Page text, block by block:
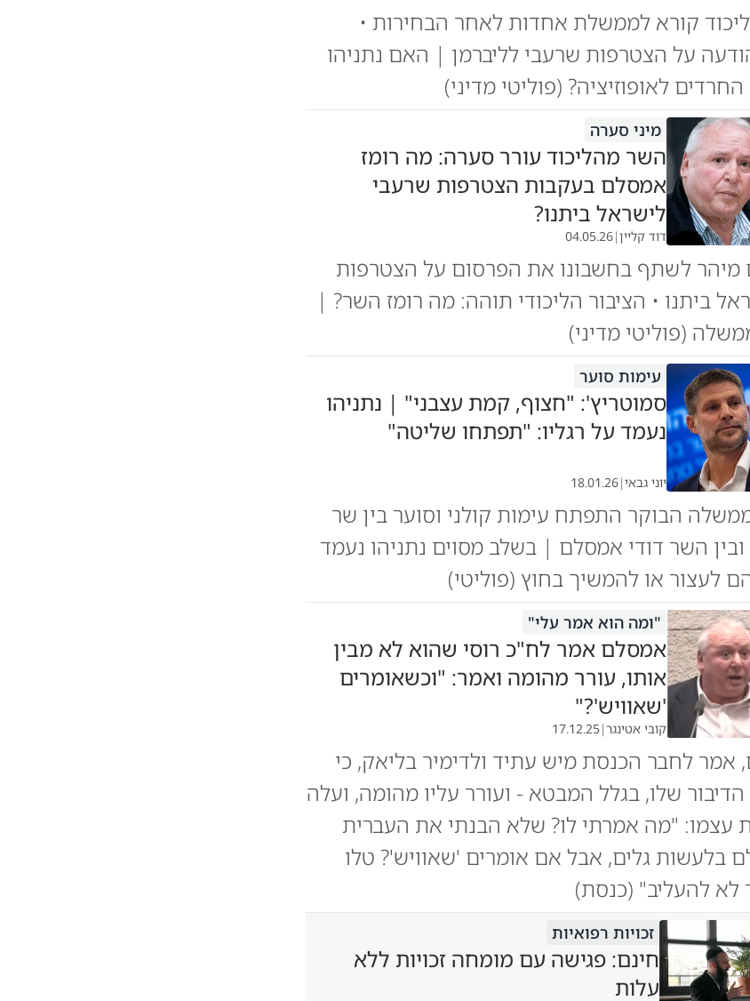
קורא לממשלת אחדות לאחר הבחירות •
על הצטרפות שרעבי לליברמן | האם נתניהו
לאופוזיציה? (פוליטי מדיני)
מיני סערה
השר מהליכוד עורר סערה: מה רומז
אמסלם בעקבות הצטרפות שרעבי
לישראל ביתנו?
דוד קליין|
04.05.26
לשתף בחשבונו את הפרסום על הצטרפות
ביתנו • הציבור הליכודי תוהה: מה רומז השר? |
(פוליטי מדיני)
עימות סוער
סמוטריץ': "חצוף, קמת עצבני" | נתניהו
נעמד על רגליו: "תפתחו שליטה"
יוני גבאי|
18.01.26
הבוקר התפתח עימות קולני וסוער בין שר
השר דודי אמסלם | בשלב מסוים נתניהו נעמד
לעצור או להמשיך בחוץ (פוליטי)
"ומה הוא אמר עלי"
אמסלם אמר לח"כ רוסי שהוא לא מבין
אותו, עורר מהומה ואמר: "וכשאומרים
'שאוויש'?"
קובי אטינגר|
17.12.25
לחבר הכנסת מיש עתיד ולדימיר בליאק, כי
שלו, בגלל המבטא - ועורר עליו מהומה, ועלה
עצמו: "מה אמרתי לו? שלא הבנתי את העברית
בלעשות גלים, אבל אם אומרים 'שאוויש'? טלו
לא להעליב" (כנסת)
זכויות רפואיות
חינם: פגישה עם מומחה זכויות ללא
עלות